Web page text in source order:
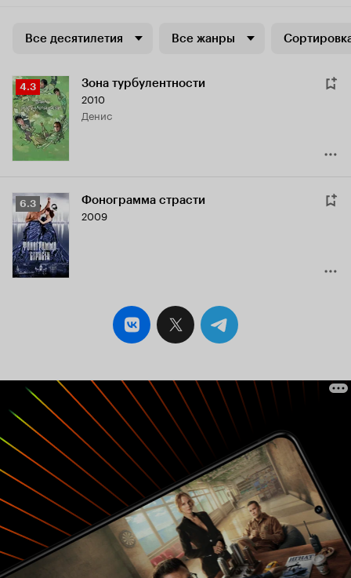
Все десятилетия Все жанры
Рейтинг
Кинопоиска
4.3
4.3 Зона турбулентности
2010
Денис
Рейтинг
Кинопоиска
6.3
6.3 Фонограмма страсти
2009